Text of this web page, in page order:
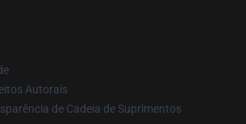
Autorais
de Cadeia de Suprimentos